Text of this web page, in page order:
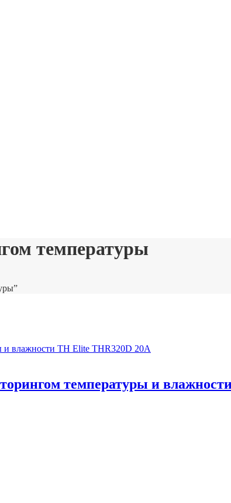
температуры
температуры и